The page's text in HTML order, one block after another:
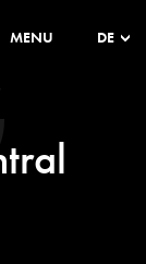
MENU DE